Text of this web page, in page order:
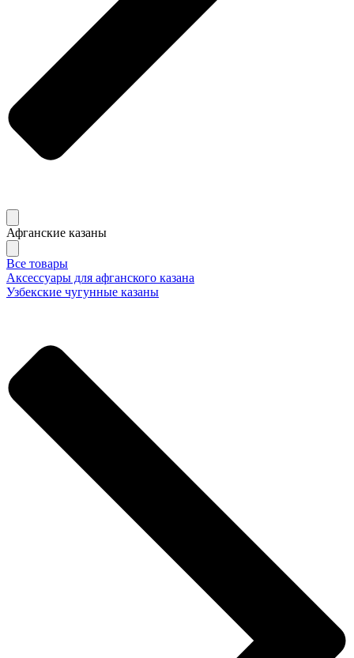
Афганские казаны
Все товары
Аксессуары для афганского казана
Узбекские чугунные казаны